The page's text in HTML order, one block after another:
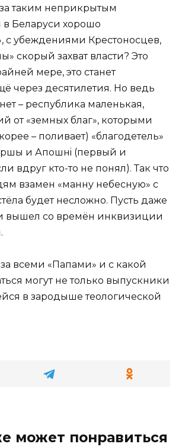
таким неприкрытым
в Беларуси хорошо
с убеждениями Крестоносцев,
скорый захват власти? Это
мере, это станет
через десятилетия. Но ведь
– республика маленькая,
от «земных благ», которыми
– поливает) «благодетель»
и Апошнi (первый и
вдруг кто-то не понял). Так что
взамен «манну небесную» с
будет несложно. Пусть даже
вышел со времён инквизиции
всеми «Папами» и с какой
могут не только выпускники
в зародыше теологической
может понравиться